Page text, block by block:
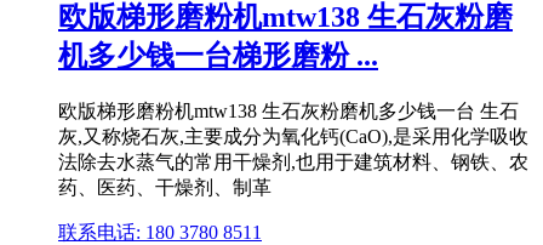
欧版梯形磨粉机mtw138 生石灰粉磨
机多少钱一台梯形磨粉 ...
欧版梯形磨粉机mtw138 生石灰粉磨机多少钱一台 生石
灰,又称烧石灰,主要成分为氧化钙(CaO),是采用化学吸收
法除去水蒸气的常用干燥剂,也用于建筑材料、钢铁、农
药、医药、干燥剂、制革
联系电话: 180 3780 8511